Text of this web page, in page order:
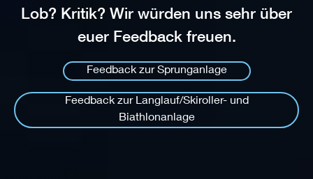
Lob? Kritik? Wir würden uns sehr über
euer Feedback freuen.
Feedback zur Sprunganlage
Feedback zur Langlauf/Skiroller- und
Biathlonanlage